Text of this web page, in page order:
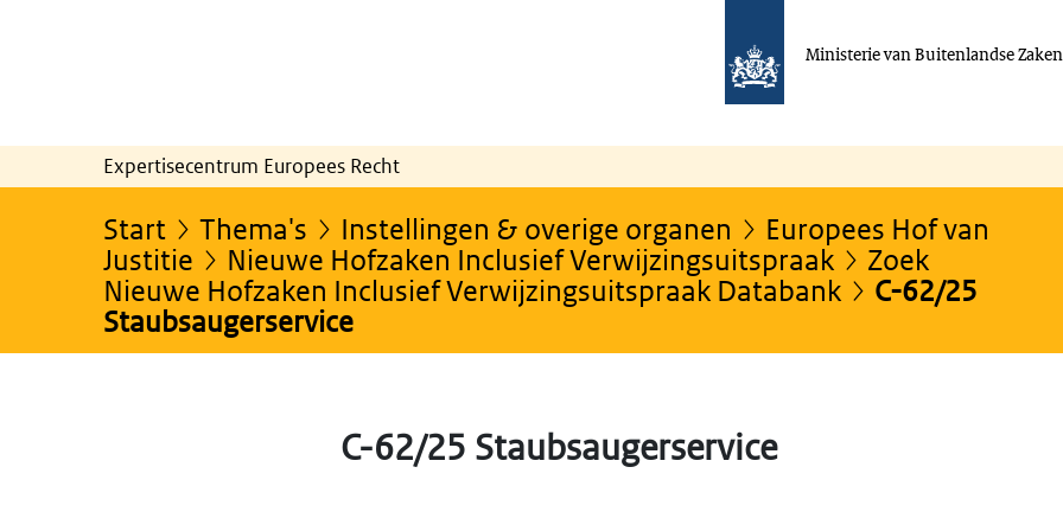
Ministerie van Buitenlandse Zaken
Expertisecentrum Europees Recht
Start Thema's Instellingen & overige organen
Europees Hof van
Justitie
Nieuwe Hofzaken Inclusief Verwijzingsuitspraak
Zoek
Nieuwe Hofzaken Inclusief Verwijzingsuitspraak Databank
C-62/25
Staubsaugerservice
C-62/25 Staubsaugerservice